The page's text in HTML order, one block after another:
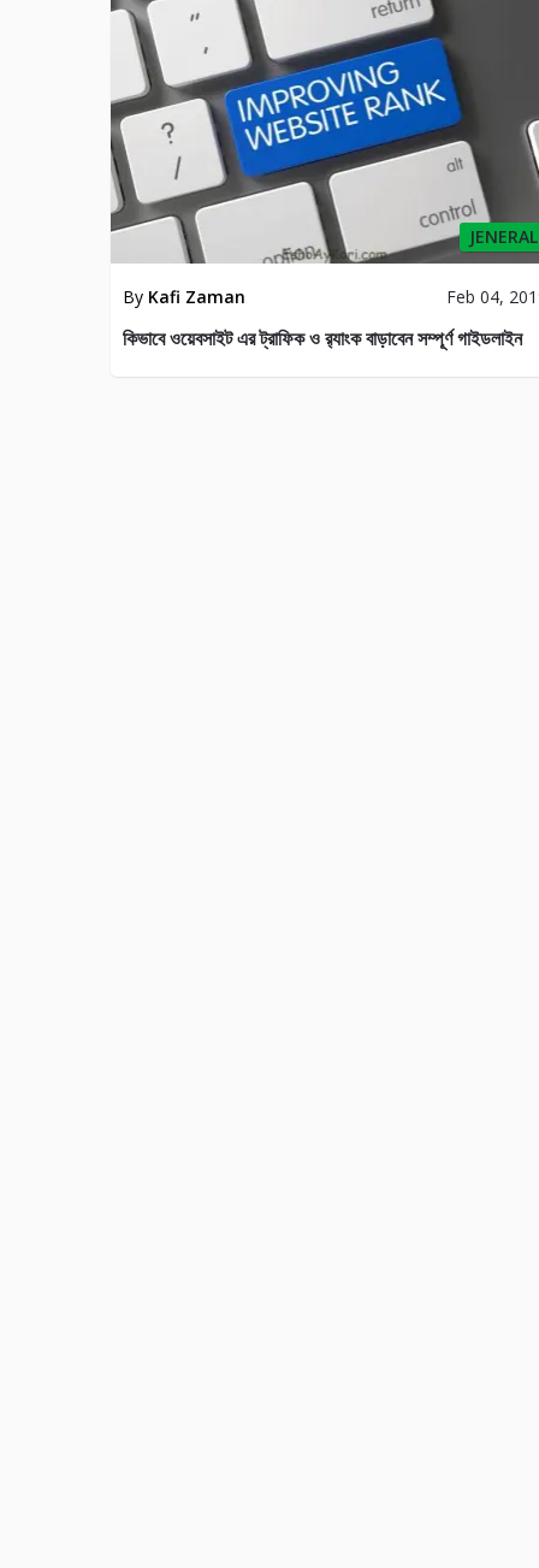
JENERAL
By Kafi Zaman Feb 04,
কিভাবে ওয়েবসাইট এর ট্রাফিক ও র‍্যাংক বাড়াবেন সম্পূর্ণ গাইডলাইন